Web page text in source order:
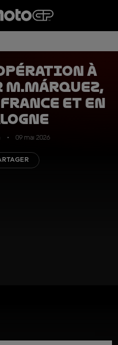
à
et en
09 mai 2026